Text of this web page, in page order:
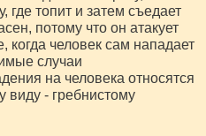
где топит и затем съедает
потому что он атакует
когда человек сам нападает
случаи
на человека относятся
виду - гребнистому